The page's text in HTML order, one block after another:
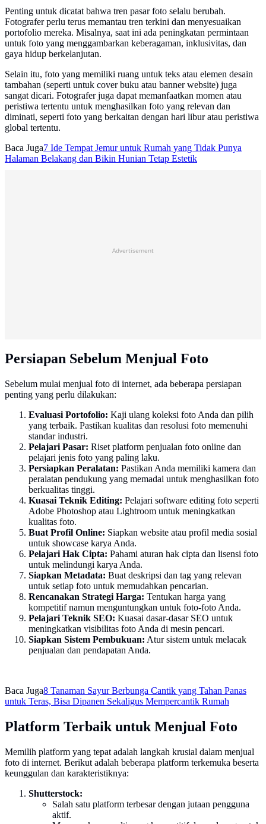
Penting untuk dicatat bahwa tren pasar foto selalu berubah.
Fotografer perlu terus memantau tren terkini dan menyesuaikan
portofolio mereka. Misalnya, saat ini ada peningkatan permintaan
untuk foto yang menggambarkan keberagaman, inklusivitas, dan
gaya hidup berkelanjutan.
Selain itu, foto yang memiliki ruang untuk teks atau elemen desain
tambahan (seperti untuk cover buku atau banner website) juga
sangat dicari. Fotografer juga dapat memanfaatkan momen atau
peristiwa tertentu untuk menghasilkan foto yang relevan dan
diminati, seperti foto yang berkaitan dengan hari libur atau peristiwa
global tertentu.
Baca Juga7 Ide Tempat Jemur untuk Rumah yang Tidak Punya
Halaman Belakang dan Bikin Hunian Tetap Estetik
Advertisement
Persiapan Sebelum Menjual Foto
Sebelum mulai menjual foto di internet, ada beberapa persiapan
penting yang perlu dilakukan:
Evaluasi Portofolio: Kaji ulang koleksi foto Anda dan pilih
yang terbaik. Pastikan kualitas dan resolusi foto memenuhi
standar industri.
Pelajari Pasar: Riset platform penjualan foto online dan
pelajari jenis foto yang paling laku.
Persiapkan Peralatan: Pastikan Anda memiliki kamera dan
peralatan pendukung yang memadai untuk menghasilkan foto
berkualitas tinggi.
Kuasai Teknik Editing: Pelajari software editing foto seperti
Adobe Photoshop atau Lightroom untuk meningkatkan
kualitas foto.
Buat Profil Online: Siapkan website atau profil media sosial
untuk showcase karya Anda.
Pelajari Hak Cipta: Pahami aturan hak cipta dan lisensi foto
untuk melindungi karya Anda.
Siapkan Metadata: Buat deskripsi dan tag yang relevan
untuk setiap foto untuk memudahkan pencarian.
Rencanakan Strategi Harga: Tentukan harga yang
kompetitif namun menguntungkan untuk foto-foto Anda.
Pelajari Teknik SEO: Kuasai dasar-dasar SEO untuk
meningkatkan visibilitas foto Anda di mesin pencari.
Siapkan Sistem Pembukuan: Atur sistem untuk melacak
penjualan dan pendapatan Anda.
Baca Juga8 Tanaman Sayur Berbunga Cantik yang Tahan Panas
untuk Teras, Bisa Dipanen Sekaligus Mempercantik Rumah
Platform Terbaik untuk Menjual Foto
Memilih platform yang tepat adalah langkah krusial dalam menjual
foto di internet. Berikut adalah beberapa platform terkemuka beserta
keunggulan dan karakteristiknya:
Shutterstock:
Salah satu platform terbesar dengan jutaan pengguna
aktif.